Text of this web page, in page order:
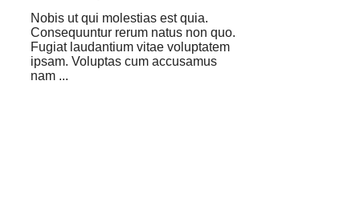
Nobis ut qui molestias est quia.
Consequuntur rerum natus non quo.
Fugiat laudantium vitae voluptatem
ipsam. Voluptas cum accusamus
nam ...